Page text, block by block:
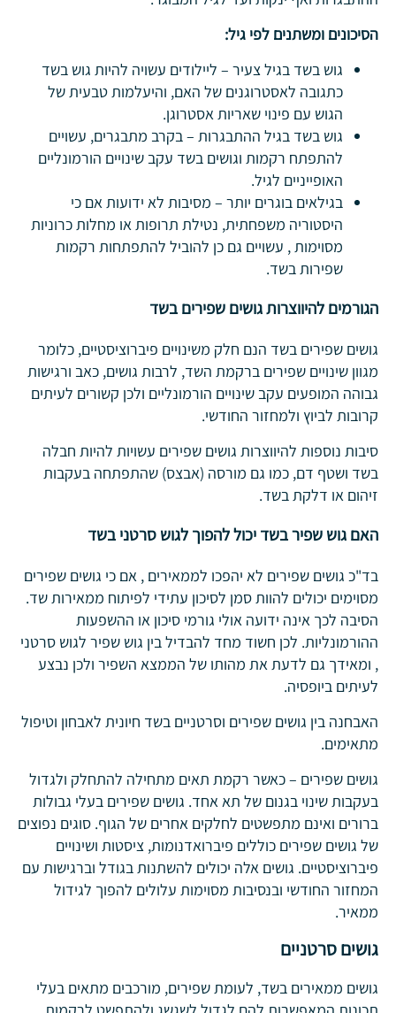
הסיכונים ומשתנים לפי גיל:
גוש בשד בגיל צעיר – ליילודים עשויה להיות גוש בשד
כתגובה לאסטרוגנים של האם, והיעלמות טבעית של
הגוש עם פינוי שאריות אסטרוגן.
גוש בשד בגיל ההתבגרות – בקרב מתבגרים, עשויים
להתפתח רקמות וגושים בשד עקב שינויים הורמונליים
האופייניים לגיל.
בגילאים בוגרים יותר – מסיבות לא ידועות אם כי
היסטוריה משפחתית, נטילת תרופות או מחלות כרוניות
מסוימות , עשויים גם כן להוביל להתפתחות רקמות
שפירות בשד.
הגורמים להיווצרות גושים שפירים בשד
גושים שפירים בשד הנם חלק משינויים פיברוציסטיים, כלומר
מגוון שינויים שפירים ברקמת השד, לרבות גושים, כאב ורגישות
גבוהה המופעים עקב שינויים הורמונליים ולכן קשורים לעיתים
קרובות לביוץ ולמחזור החודשי.
סיבות נוספות להיווצרות גושים שפירים עשויות להיות חבלה
בשד ושטף דם, כמו גם מורסה (אבצס) שהתפתחה בעקבות
זיהום או דלקת בשד.
האם גוש שפיר בשד יכול להפוך לגוש סרטני בשד
בד"כ גושים שפירים לא יהפכו לממאירים , אם כי גושים שפירים
מסוימים יכולים להוות סמן לסיכון עתידי לפיתוח ממאירות שד.
הסיבה לכך אינה ידועה אולי גורמי סיכון או ההשפעות
ההורמונליות. לכן חשוד מחד להבדיל בין גוש שפיר לגוש סרטני
, ומאידך גם לדעת את מהותו של הממצא השפיר ולכן נבצע
לעיתים ביופסיה.
האבחנה בין גושים שפירים וסרטניים בשד חיונית לאבחון וטיפול
מתאימים.
גושים שפירים – כאשר רקמת תאים מתחילה להתחלק ולגדול
בעקבות שינוי בגנום של תא אחד. גושים שפירים בעלי גבולות
ברורים ואינם מתפשטים לחלקים אחרים של הגוף. סוגים נפוצים
של גושים שפירים כוללים פיברואדנומות, ציסטות ושינויים
פיברוציסטיים. גושים אלה יכולים להשתנות בגודל וברגישות עם
המחזור החודשי ובנסיבות מסוימות עלולים להפוך לגידול
ממאיר.
גושים סרטניים
גושים ממאירים בשד, לעומת שפירים, מורכבים מתאים בעלי